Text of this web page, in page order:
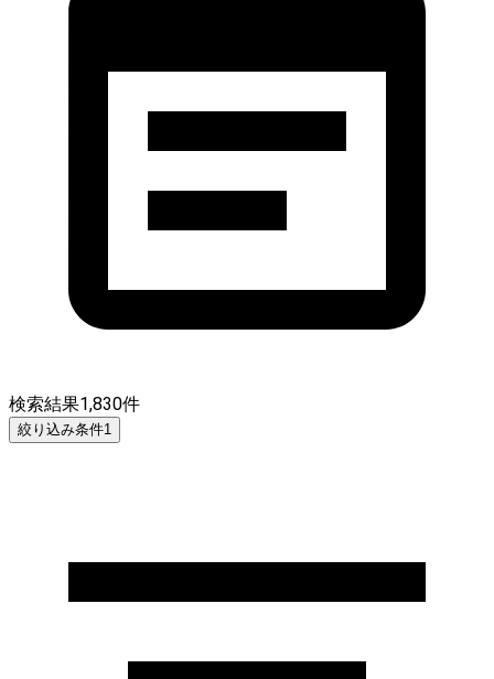
検索結果1,830件
絞り込み条件1